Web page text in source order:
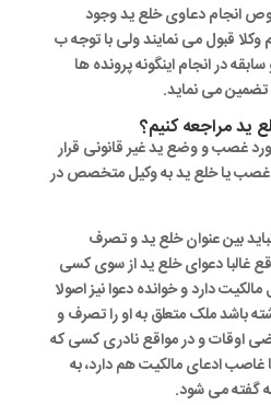
انجام دعاوی خلع ید وجود
وکلا قبول می نمایند ولی با توجه ب
در انجام اینگونه پرونده ها
تضمین می نماید.
ید مراجعه کنیم؟
غصب و وضع ید غیر قانونی قرار
غصب یا خلع ید به وکیل متخصص در
بین عنوان خلع ید و تصرف
غالبا دعوای خلع ید از سوی کسی
دارد و خوانده دعوا نیز اصولا
باشد ملک متعلق به او را تصرف و
اوقات و در مواقع نادری کسی که
ادعای مالکیت هم دارد، به
گفته می شود.